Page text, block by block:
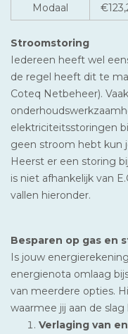
Modaal
Stroomstoring
Iedereen heeft wel
de regel heeft dit te
Coteq Netbeheer).
elektriciteitsstoringen
geen stroom hebt kun
Heerst er een storing
is niet afhankelijk van
vallen hieronder.
Besparen op gas en
Is jouw
energienota omlaag
van meerdere opties.
waarmee jij aan de slag
Verlaging van